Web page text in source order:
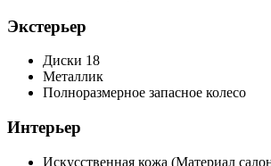
Экстерьер
Диски 18
Металлик
Полноразмерное запасное колесо
Интерьер
Искусственная кожа (Материал